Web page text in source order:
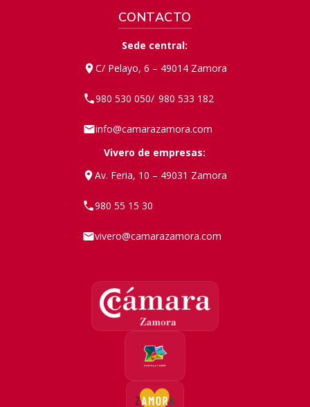
CONTACTO
Sede central:
C/ Pelayo, 6 – 49014 Zamora
980 530 050/ 980 533 182
info@camarazamora.com
Vivero de empresas:
Av. Feria, 10 – 49031 Zamora
980 55 15 30
vivero@camarazamora.com